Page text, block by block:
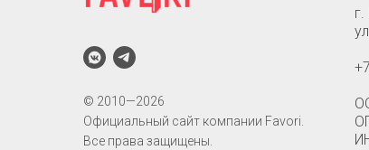
© 2010—2026
Официальный сайт компании Favori.
Все права защищены.